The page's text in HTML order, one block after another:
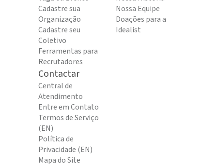
Cadastre sua
Organização
Cadastre seu
Coletivo
Ferramentas para
Recrutadores
Nossa Equipe
Doações para a
Idealist
Contactar
Central de
Atendimento
Entre em Contato
Termos de Serviço
(EN)
Política de
Privacidade (EN)
Mapa do Site